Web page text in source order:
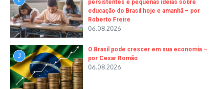
persistentes e pequenas ideias sobre
educação do Brasil hoje e amanhã – por
Roberto Freire
06.08.2026
3
O Brasil pode crescer em sua economia –
por Cesar Romão
06.08.2026